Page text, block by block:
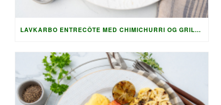
LAVKARBO ENTRECÔTE MED CHIMICHURRI OG GRILLET TILBEHØR